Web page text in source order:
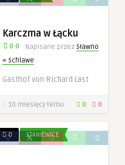
Karczma w Łącku
0.0 Napisane przez Sławno
= Schlawe
Gasthof von Richard Last
10 miesięcy temu 0 0
0 STANIEWICE